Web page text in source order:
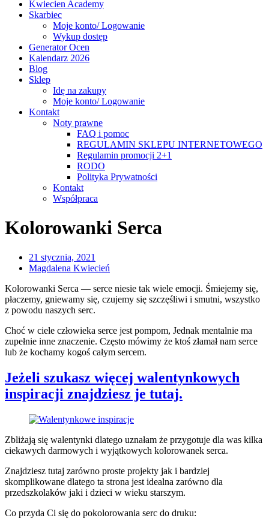
Kwiecien Academy
Skarbiec
Moje konto/ Logowanie
Wykup dostęp
Generator Ocen
Kalendarz 2026
Blog
Sklep
Idę na zakupy
Moje konto/ Logowanie
Kontakt
Noty prawne
FAQ i pomoc
REGULAMIN SKLEPU INTERNETOWEGO
Regulamin promocji 2+1
RODO
Polityka Prywatności
Kontakt
Współpraca
Kolorowanki Serca
21 stycznia, 2021
Magdalena Kwiecień
Kolorowanki Serca — serce niesie tak wiele emocji. Śmiejemy się,
płaczemy, gniewamy się, czujemy się szczęśliwi i smutni, wszystko
z powodu naszych serc.
Choć w ciele człowieka serce jest pompom, Jednak mentalnie ma
zupełnie inne znaczenie. Często mówimy że ktoś złamał nam serce
lub że kochamy kogoś całym sercem.
Jeżeli szukasz więcej walentynkowych
inspiracji znajdziesz je tutaj.
Zbliżają się walentynki dlatego uznałam że przygotuje dla was kilka
ciekawych darmowych i wyjątkowych kolorowanek serca.
Znajdziesz tutaj zarówno proste projekty jak i bardziej
skomplikowane dlatego ta strona jest idealna zarówno dla
przedszkolaków jaki i dzieci w wieku starszym.
Co przyda Ci się do pokolorowania serc do druku: